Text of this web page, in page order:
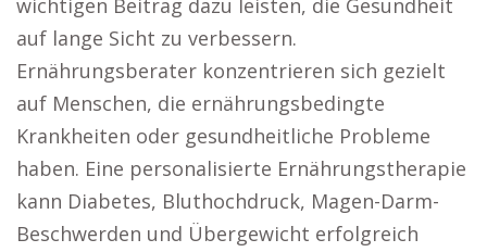
wichtigen Beitrag dazu leisten, die Gesundheit
auf lange Sicht zu verbessern.
Ernährungsberater konzentrieren sich gezielt
auf Menschen, die ernährungsbedingte
Krankheiten oder gesundheitliche Probleme
haben. Eine personalisierte Ernährungstherapie
kann Diabetes, Bluthochdruck, Magen-Darm-
Beschwerden und Übergewicht erfolgreich